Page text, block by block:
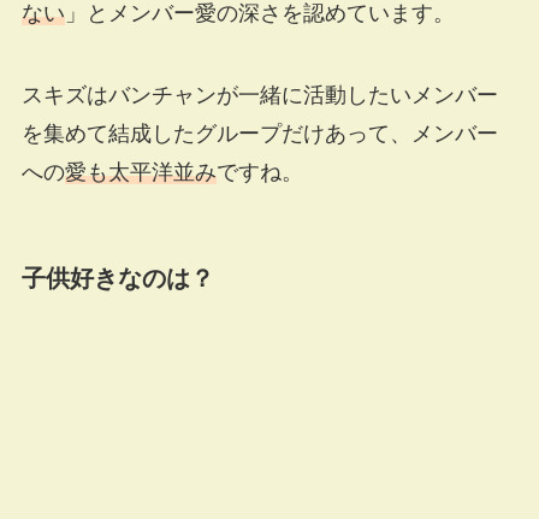
ない」とメンバー愛の深さを認めています。
スキズはバンチャンが一緒に活動したいメンバー
を集めて結成したグループだけあって、メンバー
への愛も太平洋並みですね。
子供好きなのは？